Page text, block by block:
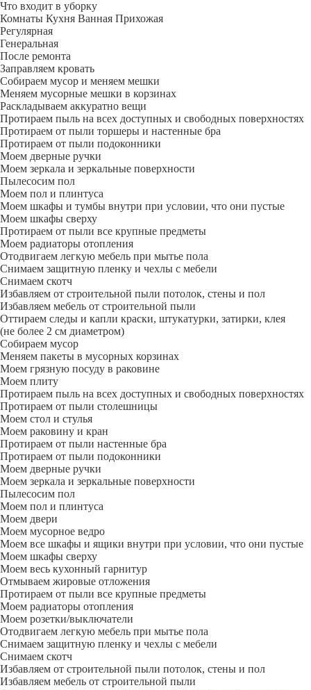
Что входит в уборку
Регу­лярная
Гене­ральная
После ремонта
Заправляем кровать
Собираем мусор и меняем мешки
Меняем мусорные мешки в корзинах
Раскладываем аккуратно вещи
Протираем пыль на всех доступных и свободных поверхностях
Протираем от пыли торшеры и настенные бра
Протираем от пыли подоконники
Моем дверные ручки
Моем зеркала и зеркальные поверхности
Пылесосим пол
Моем пол и плинтуса
Моем шкафы и тумбы внутри при условии, что они пустые
Моем шкафы сверху
Протираем от пыли все крупные предметы
Моем радиаторы отопления
Отодвигаем легкую мебель при мытье пола
Снимаем защитную пленку и чехлы с мебели
Снимаем скотч
Избавляем от строительной пыли потолок, стены и пол
Избавляем мебель от строительной пыли
Оттираем следы и капли краски, штукатурки, затирки, клея
(не более 2 см диаметром)
Собираем мусор
Меняем пакеты в мусорных корзинах
Моем грязную посуду в раковине
Моем плиту
Протираем пыль на всех доступных и свободных поверхностях
Протираем от пыли столешницы
Моем стол и стулья
Моем раковину и кран
Протираем от пыли настенные бра
Протираем от пыли подоконники
Моем дверные ручки
Моем зеркала и зеркальные поверхности
Пылесосим пол
Моем пол и плинтуса
Моем двери
Моем мусорное ведро
Моем все шкафы и ящики внутри при условии, что они пустые
Моем шкафы сверху
Моем весь кухонный гарнитур
Отмываем жировые отложения
Протираем от пыли все крупные предметы
Моем радиаторы отопления
Моем розетки/выключатели
Отодвигаем легкую мебель при мытье пола
Снимаем защитную пленку и чехлы с мебели
Снимаем скотч
Избавляем от строительной пыли потолок, стены и пол
Избавляем мебель от строительной пыли